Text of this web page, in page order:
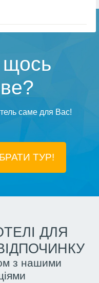
саме для Вас!
ТУР!
ДЛЯ
з нашими